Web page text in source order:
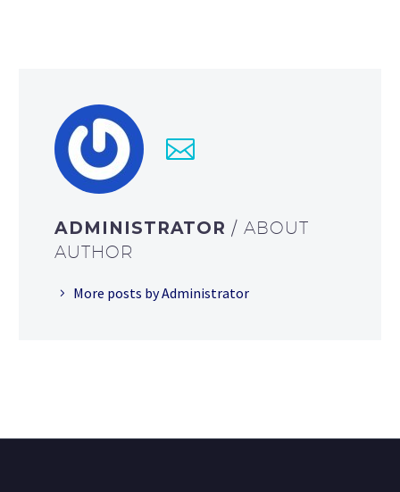
ADMINISTRATOR/ ABOUT
AUTHOR
More posts by Administrator